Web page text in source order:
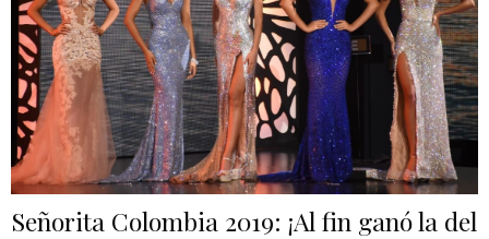
Señorita Colombia 2019: ¡Al fin ganó la del